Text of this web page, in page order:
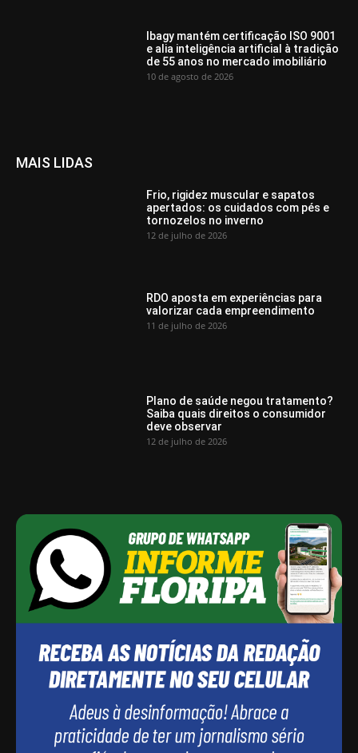
Ibagy mantém certificação ISO 9001
e alia inteligência artificial à tradição
de 55 anos no mercado imobiliário
10 de agosto de 2026
MAIS LIDAS
Frio, rigidez muscular e sapatos
apertados: os cuidados com pés e
tornozelos no inverno
12 de julho de 2026
RDO aposta em experiências para
valorizar cada empreendimento
11 de julho de 2026
Plano de saúde negou tratamento?
Saiba quais direitos o consumidor
deve observar
12 de julho de 2026